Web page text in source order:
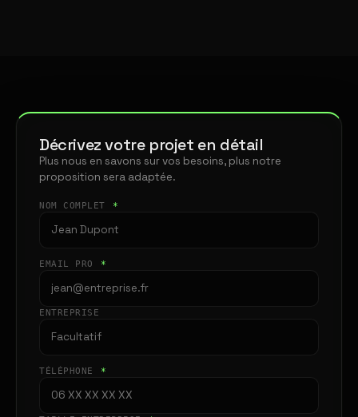
Décrivez votre projet en détail
Plus nous en savons sur vos besoins, plus notre
proposition sera adaptée.
NOM COMPLET *
EMAIL PRO *
ENTREPRISE
TÉLÉPHONE *